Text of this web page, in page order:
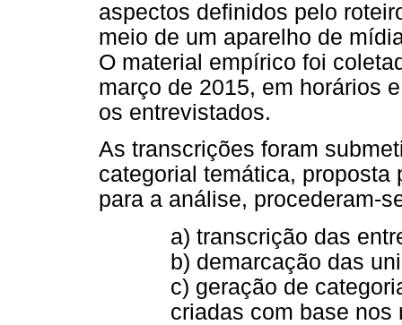
aspectos definidos pelo
meio de um aparelho de
O material empírico foi
março de 2015, em horários
os entrevistados.
As transcrições foram
categorial temática, proposta
para a análise, procederam-
a) transcrição das
b) demarcação das
c) geração de
criadas com base nos